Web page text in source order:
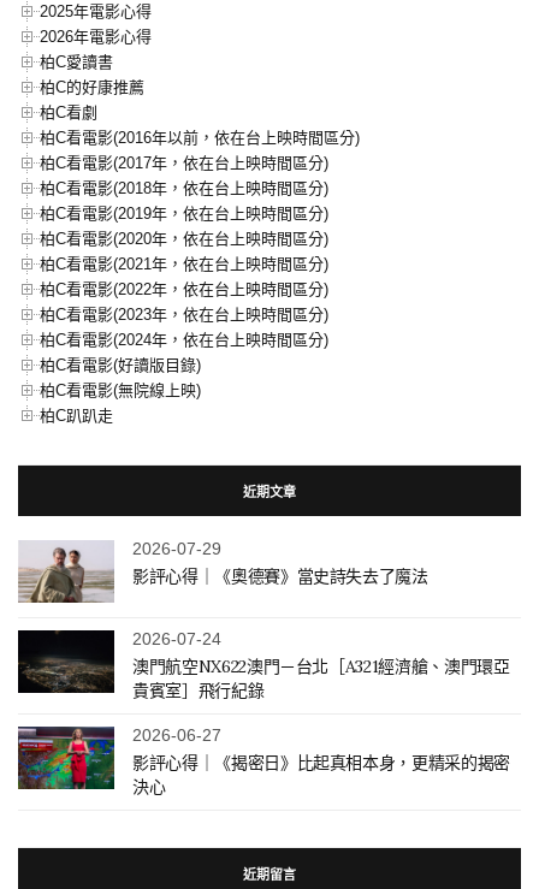
2025年電影心得
2026年電影心得
柏C愛讀書
柏C的好康推薦
柏C看劇
柏C看電影(2016年以前，依在台上映時間區分)
柏C看電影(2017年，依在台上映時間區分)
柏C看電影(2018年，依在台上映時間區分)
柏C看電影(2019年，依在台上映時間區分)
柏C看電影(2020年，依在台上映時間區分)
柏C看電影(2021年，依在台上映時間區分)
柏C看電影(2022年，依在台上映時間區分)
柏C看電影(2023年，依在台上映時間區分)
柏C看電影(2024年，依在台上映時間區分)
柏C看電影(好讀版目錄)
柏C看電影(無院線上映)
柏C趴趴走
近期文章
2026-07-29
影評心得｜《奧德賽》當史詩失去了魔法
2026-07-24
澳門航空NX622澳門－台北［A321經濟艙、澳門環亞
貴賓室］飛行紀錄
2026-06-27
影評心得｜《揭密日》比起真相本身，更精采的揭密
決心
近期留言